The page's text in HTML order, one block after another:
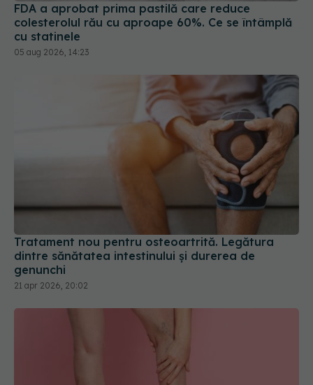
FDA a aprobat prima pastilă care reduce
colesterolul rău cu aproape 60%. Ce se întâmplă
cu statinele
05 aug 2026, 14:23
Tratament nou pentru osteoartrită. Legătura
dintre sănătatea intestinului și durerea de
genunchi
21 apr 2026, 20:02